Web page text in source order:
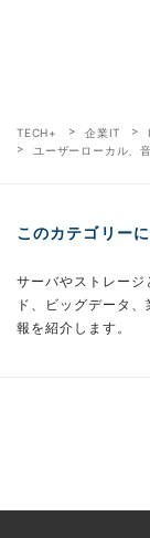
TECH+ 企業IT
ユーザーローカル、
このカテゴリー
サーバやストレー
ド、ビッグデータ
報を紹介します。